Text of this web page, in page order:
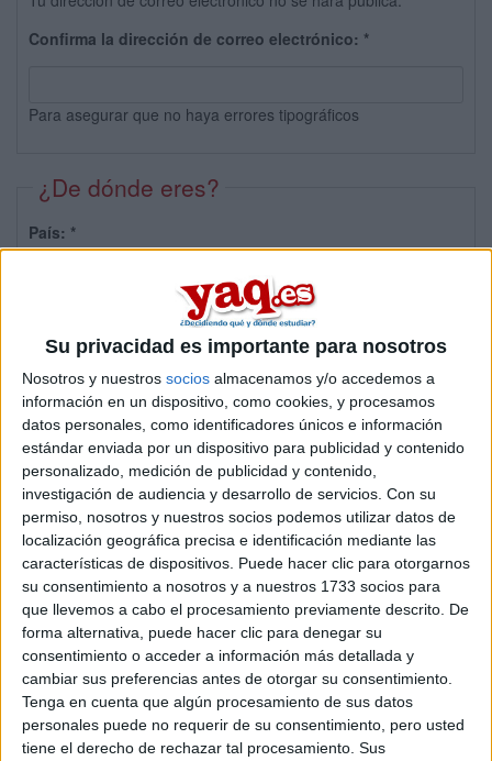
Su privacidad es importante para nosotros
Nosotros y nuestros socios almacenamos y/o accedemos a
información en un dispositivo, como cookies, y procesamos
datos personales, como identificadores únicos e información
estándar enviada por un dispositivo para publicidad y contenido
personalizado, medición de publicidad y contenido,
investigación de audiencia y desarrollo de servicios. Con su
permiso, nosotros y nuestros socios podemos utilizar datos de
localización geográfica precisa e identificación mediante las
características de dispositivos. Puede hacer clic para otorgarnos
su consentimiento a nosotros y a nuestros 1733 socios para
que llevemos a cabo el procesamiento previamente descrito. De
forma alternativa, puede hacer clic para denegar su
consentimiento o acceder a información más detallada y
cambiar sus preferencias antes de otorgar su consentimiento.
Tenga en cuenta que algún procesamiento de sus datos
personales puede no requerir de su consentimiento, pero usted
tiene el derecho de rechazar tal procesamiento. Sus
Confirma la dirección de correo electrónico: *
Para asegurar que no haya errores tipográficos
¿De dónde eres?
País: *
Sobre ti
Soy:*
Chico
Chica
¿En qué año terminas (o terminaste) bachillerato o FP?
Soy estudiante de:*